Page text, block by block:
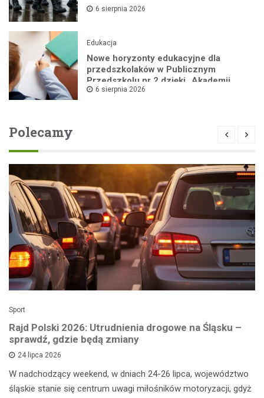
6 sierpnia 2026
Edukacja
Nowe horyzonty edukacyjne dla
przedszkolaków w Publicznym
Przedszkolu nr 2 dzięki „Akademii
Super Przedszkolaka”
6 sierpnia 2026
Polecamy
Sport
Rajd Polski 2026: Utrudnienia drogowe na Śląsku –
sprawdź, gdzie będą zmiany
24 lipca 2026
W nadchodzący weekend, w dniach 24-26 lipca, województwo
śląskie stanie się centrum uwagi miłośników motoryzacji, gdyż